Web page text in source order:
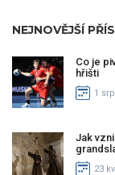
NEJNOVĚJŠÍ
Co je
hřišti
1
Jak
23